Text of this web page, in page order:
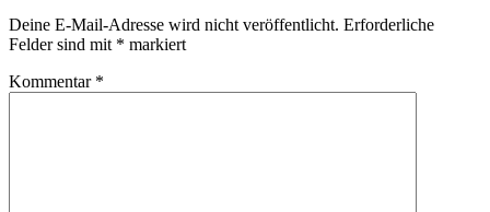
Deine E-Mail-Adresse wird nicht veröffentlicht. Erforderliche
Felder sind mit * markiert
Kommentar *